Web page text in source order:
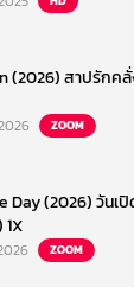
(2026) สาปรักค
ZOOM
Day (2026) วันเปิ
ZOOM